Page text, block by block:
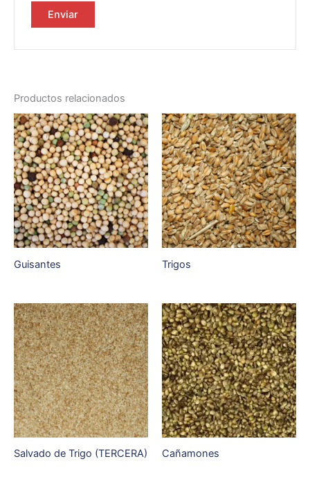
Productos relacionados
Guisantes Trigos
Salvado de Trigo (TERCERA) Cañamones